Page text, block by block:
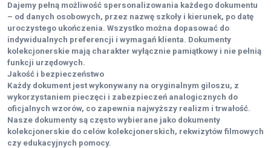
Dajemy pełną możliwość spersonalizowania każdego dokumentu
– od danych osobowych, przez nazwę szkoły i kierunek, po datę
uroczystego ukończenia. Wszystko można dopasować do
indywidualnych preferencji i wymagań klienta. Dokumenty
kolekcjonerskie mają charakter wyłącznie pamiątkowy i nie pełnią
funkcji urzędowych.
Jakość i bezpieczeństwo
Każdy dokument jest wykonywany na oryginalnym giloszu, z
wykorzystaniem pieczęci i zabezpieczeń analogicznych do
oficjalnych wzorów, co zapewnia najwyższy realizm i trwałość.
Nasze dokumenty są często wybierane jako dokumenty
kolekcjonerskie do celów kolekcjonerskich, rekwizytów filmowych
czy edukacyjnych pomocy.